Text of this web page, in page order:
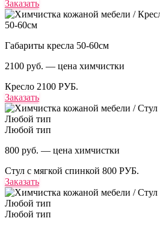
Заказать
50-60см
Габариты кресла 50-60см
2100 руб. — цена химчистки
Кресло 2100 РУБ.
Заказать
Любой тип
800 руб. — цена химчистки
Стул с мягкой спинкой 800 РУБ.
Заказать
Любой тип